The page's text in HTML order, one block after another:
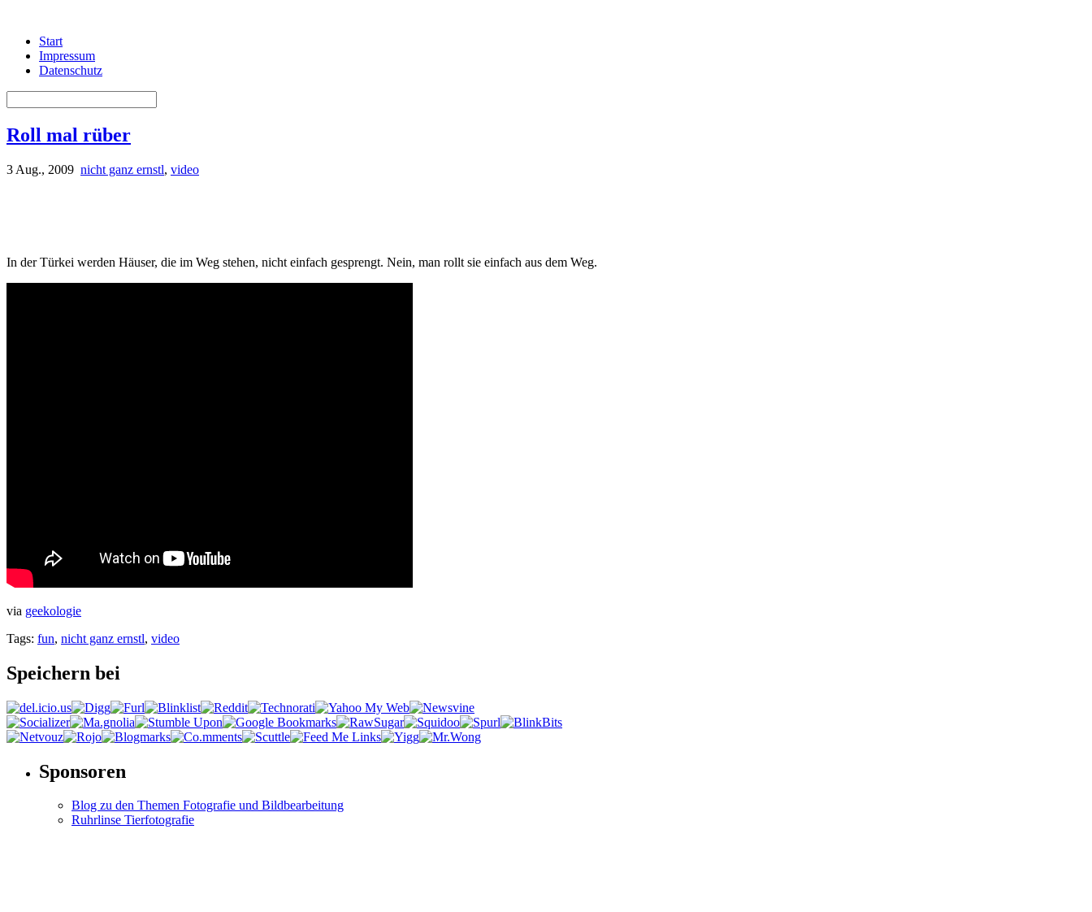
Start
Impressum
Datenschutz
Roll mal rüber
3 Aug., 2009 nicht ganz ernstl, video
In der Türkei werden Häuser, die im Weg stehen, nicht einfach gesprengt. Nein, man rollt sie einfach aus dem Weg.
via geekologie
Tags: fun, nicht ganz ernstl, video
Speichern bei
Sponsoren
Blog zu den Themen Fotografie und Bildbearbeitung
Ruhrlinse Tierfotografie